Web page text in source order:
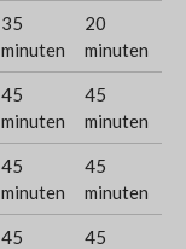
35
minuten
20
minuten
45
minuten
45
minuten
45
minuten
45
minuten
45
45